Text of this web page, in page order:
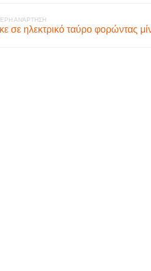
ΑΝΆΡΤΗΣΗ
σε ηλεκτρικό ταύρο φορώντας